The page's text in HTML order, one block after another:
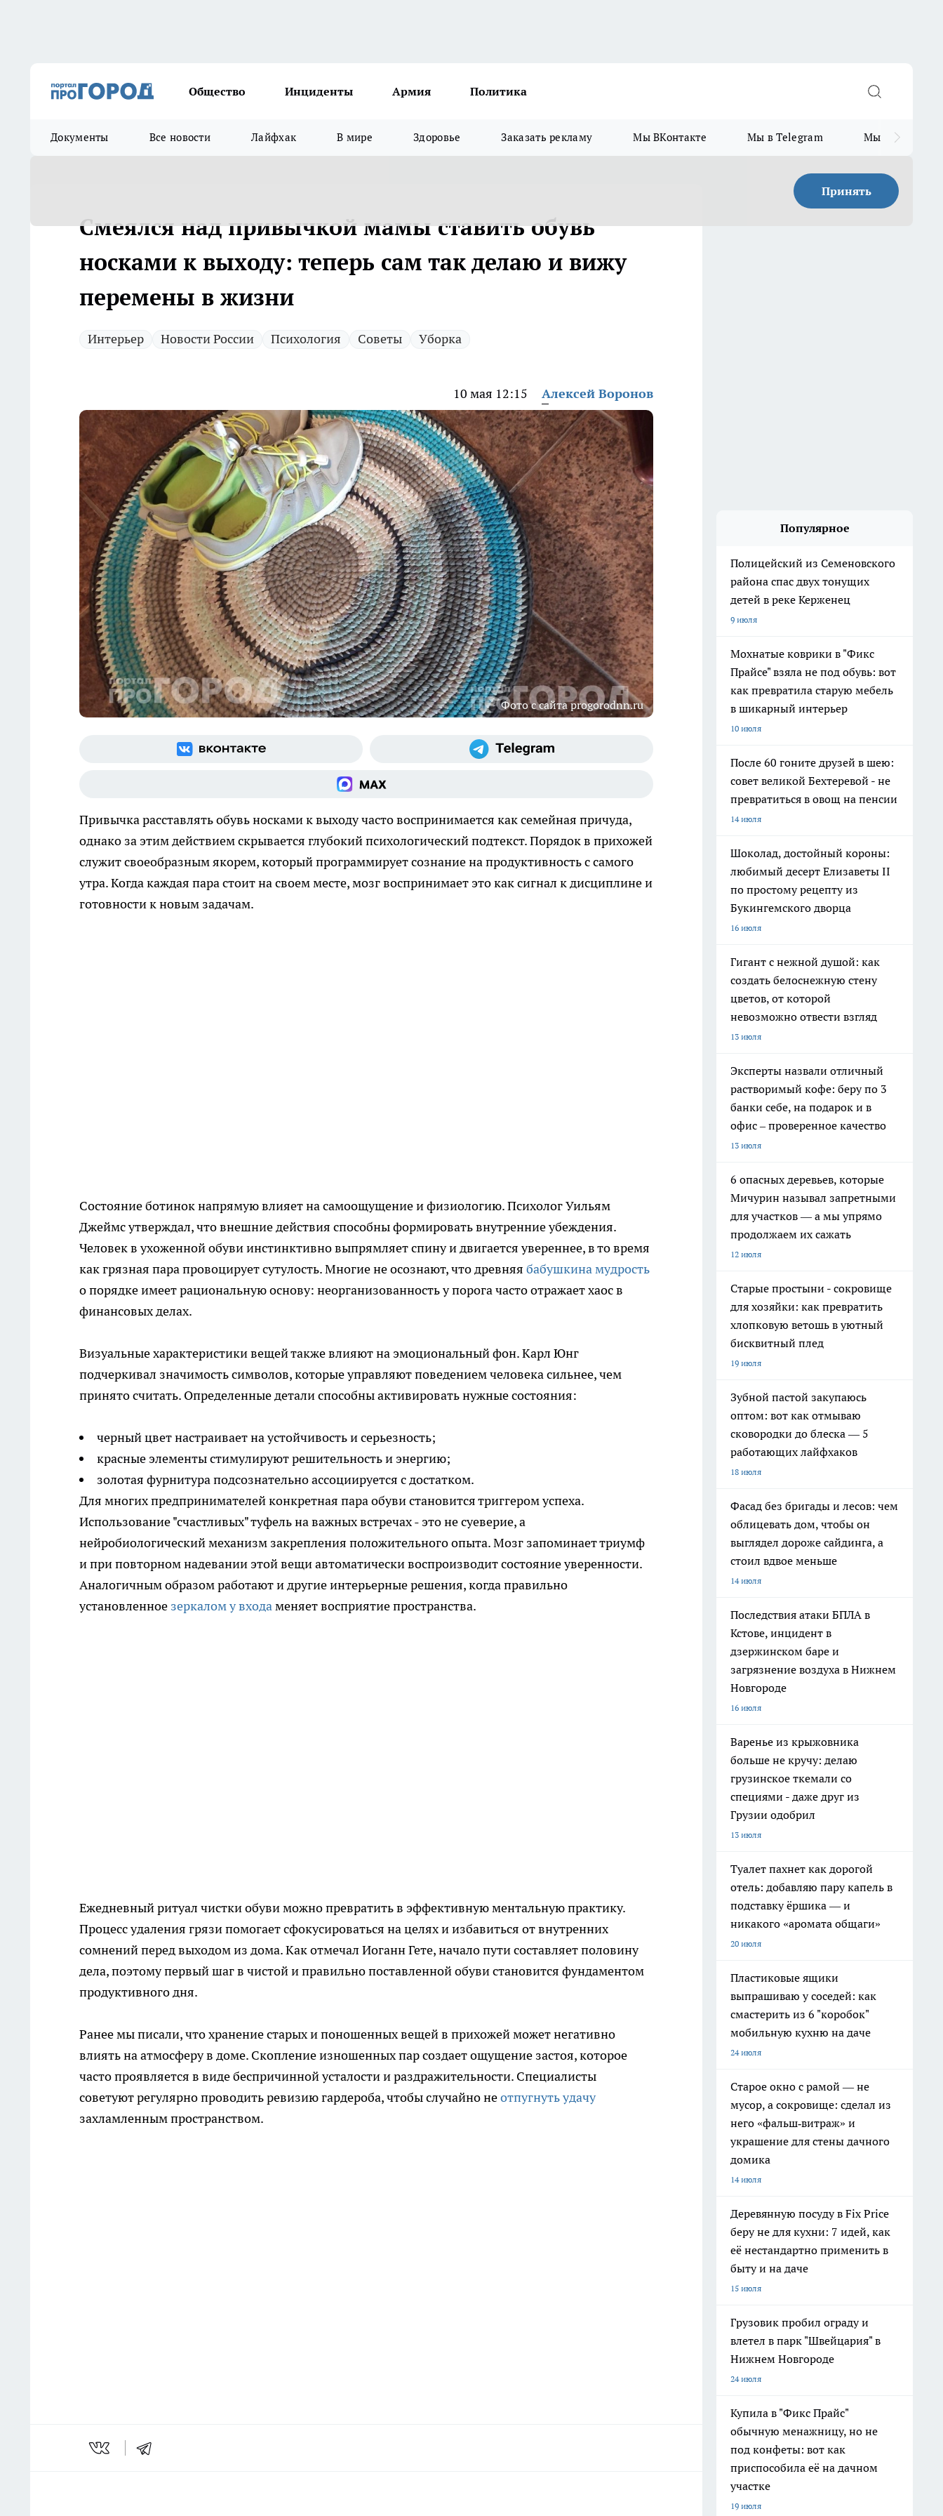
Общество Инциденты Армия Политика
Документы Все новости Лайфхак В мире Здоровье Заказать рекламу Мы ВКонтакте Мы в Telegram Мы в MAX
Принять
Смеялся над привычкой мамы ставить обувь
носками к выходу: теперь сам так делаю и вижу
перемены в жизни
Интерьер Новости России Психология Советы Уборка
10 мая 12:15 Алексей Воронов
Фото с сайта progorodnn.ru
Привычка расставлять обувь носками к выходу часто воспринимается как семейная причуда,
однако за этим действием скрывается глубокий психологический подтекст. Порядок в прихожей
служит своеобразным якорем, который программирует сознание на продуктивность с самого
утра. Когда каждая пара стоит на своем месте, мозг воспринимает это как сигнал к дисциплине и
готовности к новым задачам.
Состояние ботинок напрямую влияет на самоощущение и физиологию. Психолог Уильям
Джеймс утверждал, что внешние действия способны формировать внутренние убеждения.
Человек в ухоженной обуви инстинктивно выпрямляет спину и двигается увереннее, в то время
как грязная пара провоцирует сутулость. Многие не осознают, что древняя бабушкина мудрость
о порядке имеет рациональную основу: неорганизованность у порога часто отражает хаос в
финансовых делах.
Визуальные характеристики вещей также влияют на эмоциональный фон. Карл Юнг
подчеркивал значимость символов, которые управляют поведением человека сильнее, чем
принято считать. Определенные детали способны активировать нужные состояния:
черный цвет настраивает на устойчивость и серьезность;
красные элементы стимулируют решительность и энергию;
золотая фурнитура подсознательно ассоциируется с достатком.
Для многих предпринимателей конкретная пара обуви становится триггером успеха.
Использование "счастливых" туфель на важных встречах - это не суеверие, а
нейробиологический механизм закрепления положительного опыта. Мозг запоминает триумф
и при повторном надевании этой вещи автоматически воспроизводит состояние уверенности.
Аналогичным образом работают и другие интерьерные решения, когда правильно
установленное зеркалом у входаменяет восприятие пространства.
Ежедневный ритуал чистки обуви можно превратить в эффективную ментальную практику.
Процесс удаления грязи помогает сфокусироваться на целях и избавиться от внутренних
сомнений перед выходом из дома. Как отмечал Иоганн Гете, начало пути составляет половину
дела, поэтому первый шаг в чистой и правильно поставленной обуви становится фундаментом
продуктивного дня.
Ранее мы писали, что хранение старых и поношенных вещей в прихожей может негативно
влиять на атмосферу в доме. Скопление изношенных пар создает ощущение застоя, которое
часто проявляется в виде беспричинной усталости и раздражительности. Специалисты
советуют регулярно проводить ревизию гардероба, чтобы случайно неотпугнуть удачу
захламленным пространством.
Популярное
Полицейский из Семеновского
района спас двух тонущих
детей в реке Керженец
9 июля
Мохнатые коврики в "Фикс
Прайсе" взяла не под обувь: вот
как превратила старую мебель
в шикарный интерьер
10 июля
После 60 гоните друзей в шею:
совет великой Бехтеревой - не
превратиться в овощ на пенсии
14 июля
Шоколад, достойный короны:
любимый десерт Елизаветы II
по простому рецепту из
Букингемского дворца
16 июля
Гигант с нежной душой: как
создать белоснежную стену
цветов, от которой
невозможно отвести взгляд
13 июля
Эксперты назвали отличный
растворимый кофе: беру по 3
банки себе, на подарок и в
офис – проверенное качество
13 июля
6 опасных деревьев, которые
Мичурин называл запретными
для участков — а мы упрямо
продолжаем их сажать
12 июля
Старые простыни - сокровище
для хозяйки: как превратить
хлопковую ветошь в уютный
бисквитный плед
19 июля
Зубной пастой закупаюсь
оптом: вот как отмываю
сковородки до блеска — 5
работающих лайфхаков
18 июля
Фасад без бригады и лесов: чем
облицевать дом, чтобы он
выглядел дороже сайдинга, а
стоил вдвое меньше
14 июля
Последствия атаки БПЛА в
Кстове, инцидент в
дзержинском баре и
загрязнение воздуха в Нижнем
Новгороде
16 июля
Варенье из крыжовника
больше не кручу: делаю
грузинское ткемали со
специями - даже друг из
Грузии одобрил
13 июля
Туалет пахнет как дорогой
отель: добавляю пару капель в
подставку ёршика — и
никакого «аромата общаги»
20 июля
Пластиковые ящики
выпрашиваю у соседей: как
смастерить из 6 "коробок"
мобильную кухню на даче
24 июля
Старое окно с рамой — не
мусор, а сокровище: сделал из
него «фальш‑витраж» и
украшение для стены дачного
домика
14 июля
Деревянную посуду в Fix Price
беру не для кухни: 7 идей, как
её нестандартно применить в
быту и на даче
15 июля
Грузовик пробил ограду и
влетел в парк "Швейцария" в
Нижнем Новгороде
24 июля
Купила в "Фикс Прайс"
обычную менажницу, но не
под конфеты: вот как
приспособила её на дачном
участке
19 июля